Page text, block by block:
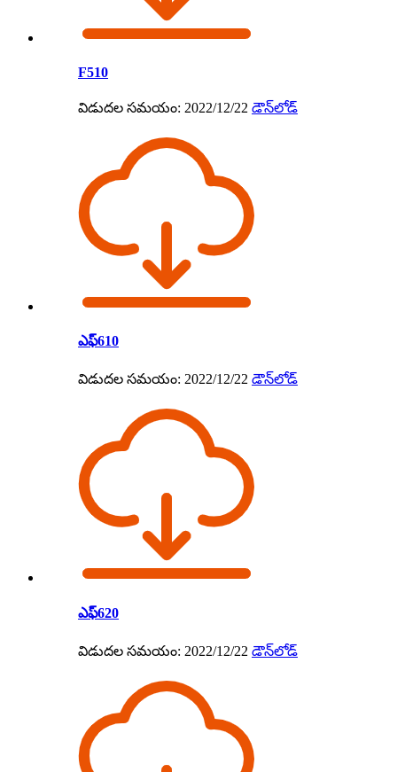
F510
విడుదల సమయం: 2022/12/22 డౌన్‌లోడ్
ఎఫ్610
విడుదల సమయం: 2022/12/22 డౌన్‌లోడ్
ఎఫ్620
విడుదల సమయం: 2022/12/22 డౌన్‌లోడ్